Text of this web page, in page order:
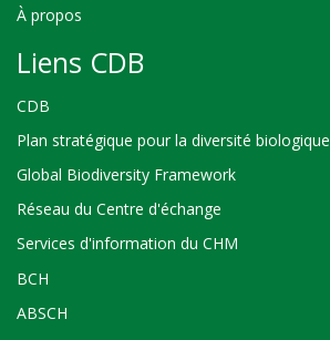
À propos
Liens CDB
CDB
Plan stratégique pour la diversité biologique
Global Biodiversity Framework
Réseau du Centre d'échange
Services d'information du CHM
BCH
ABSCH